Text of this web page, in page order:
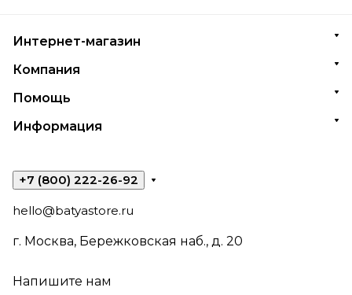
Интернет-магазин
Компания
Помощь
Информация
+7 (800) 222-26-92
hello@batyastore.ru
г. Москва, Бережковская наб., д. 20
Напишите нам